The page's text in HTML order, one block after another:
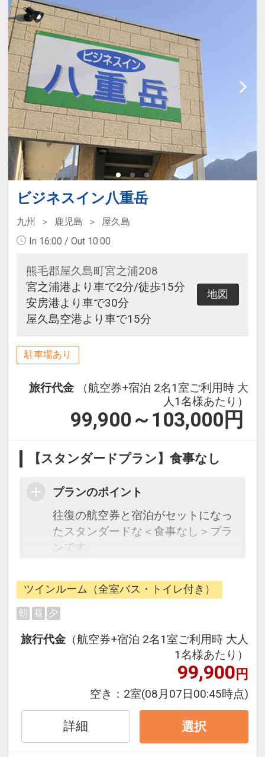
ル50%貯まります。
オプションでレンタカーや現地交
通・体験プランなどの追加（同時予
約）が可能なプランもございます。
ビジネスイン八重岳
九州 鹿児島
屋久島
In 16:00 / Out 10:00
熊毛郡屋久島町宮之浦208
宮之浦港より車で2分/徒歩15分
安房港より車で30分
屋久島空港より車で15分
地図
駐車場あり
旅行代金
（航空券+宿泊 2名1室ご利用時 大
人1名様あたり）
99,900～103,000 円
【スタンダードプラン】食事なし
プランのポイント
往復の航空券と宿泊がセットになっ
たスタンダードな＜食事なし＞プラ
ンです。
フライトと宿泊を自由に組み合わせ
できるダイナミックパッケージだか
ら、一都市滞在はもちろん周遊旅行
旅行期間中の1泊だけの宿泊や延
泊・飛び泊なども自由自在です。
フライトは、安心のJAL（または
JALグループ）確約！フライトマイ
ル50%貯まります。
オプションでレンタカーや現地交
通・体験プランなどの追加（同時予
ツインルーム（全室バス・トイレ付き）
朝 昼 夕
旅行代金 （航空券+宿泊 2名1室ご利用時 大人
1名様あたり）
99,900円
空き： 2室(08月07日00:45時点)
詳細 選択